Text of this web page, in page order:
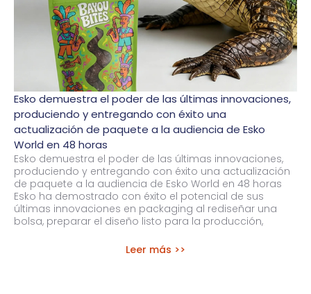
Esko demuestra el poder de las últimas innovaciones,
produciendo y entregando con éxito una
actualización de paquete a la audiencia de Esko
World en 48 horas
Esko demuestra el poder de las últimas innovaciones,
produciendo y entregando con éxito una actualización
de paquete a la audiencia de Esko World en 48 horas
Esko ha demostrado con éxito el potencial de sus
últimas innovaciones en packaging al rediseñar una
bolsa, preparar el diseño listo para la producción,
Leer más >>